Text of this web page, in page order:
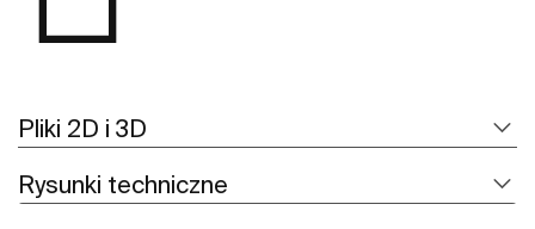
Pliki 2D i 3D
Rysunki techniczne